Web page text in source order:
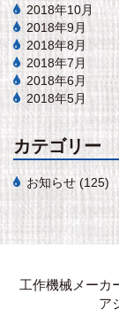
2018年10月
2018年9月
2018年8月
2018年7月
2018年6月
2018年5月
カテゴリー
お知らせ (125)
工作機械メーカ
ア